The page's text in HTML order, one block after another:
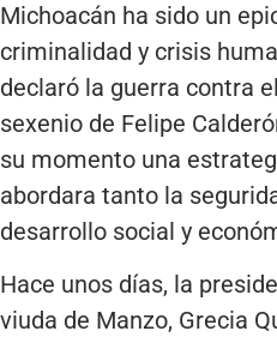
Michoacán ha sido un
criminalidad y crisis
declaró la guerra contra
sexenio de Felipe
su momento una
abordara tanto la
desarrollo social y
Hace unos días, la
viuda de Manzo, Grecia